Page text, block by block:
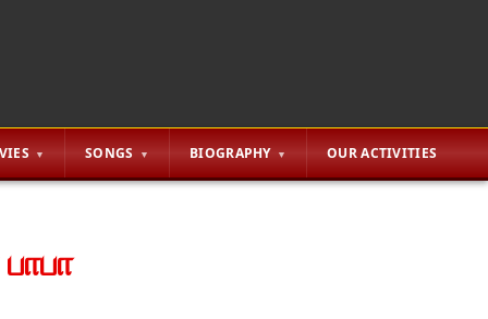
SONGS BIOGRAPHY OUR ACTIVITIES